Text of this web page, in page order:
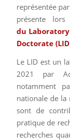
représentée
présente
du
Doctorate
Le LID est un
2021 par
notamment
nationale de la
sont de
pratique de
recherches